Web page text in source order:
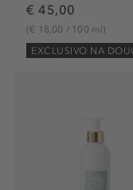
€ 45,00
(€ 18,00 / 100 ml)
EXCLUSIVO NA